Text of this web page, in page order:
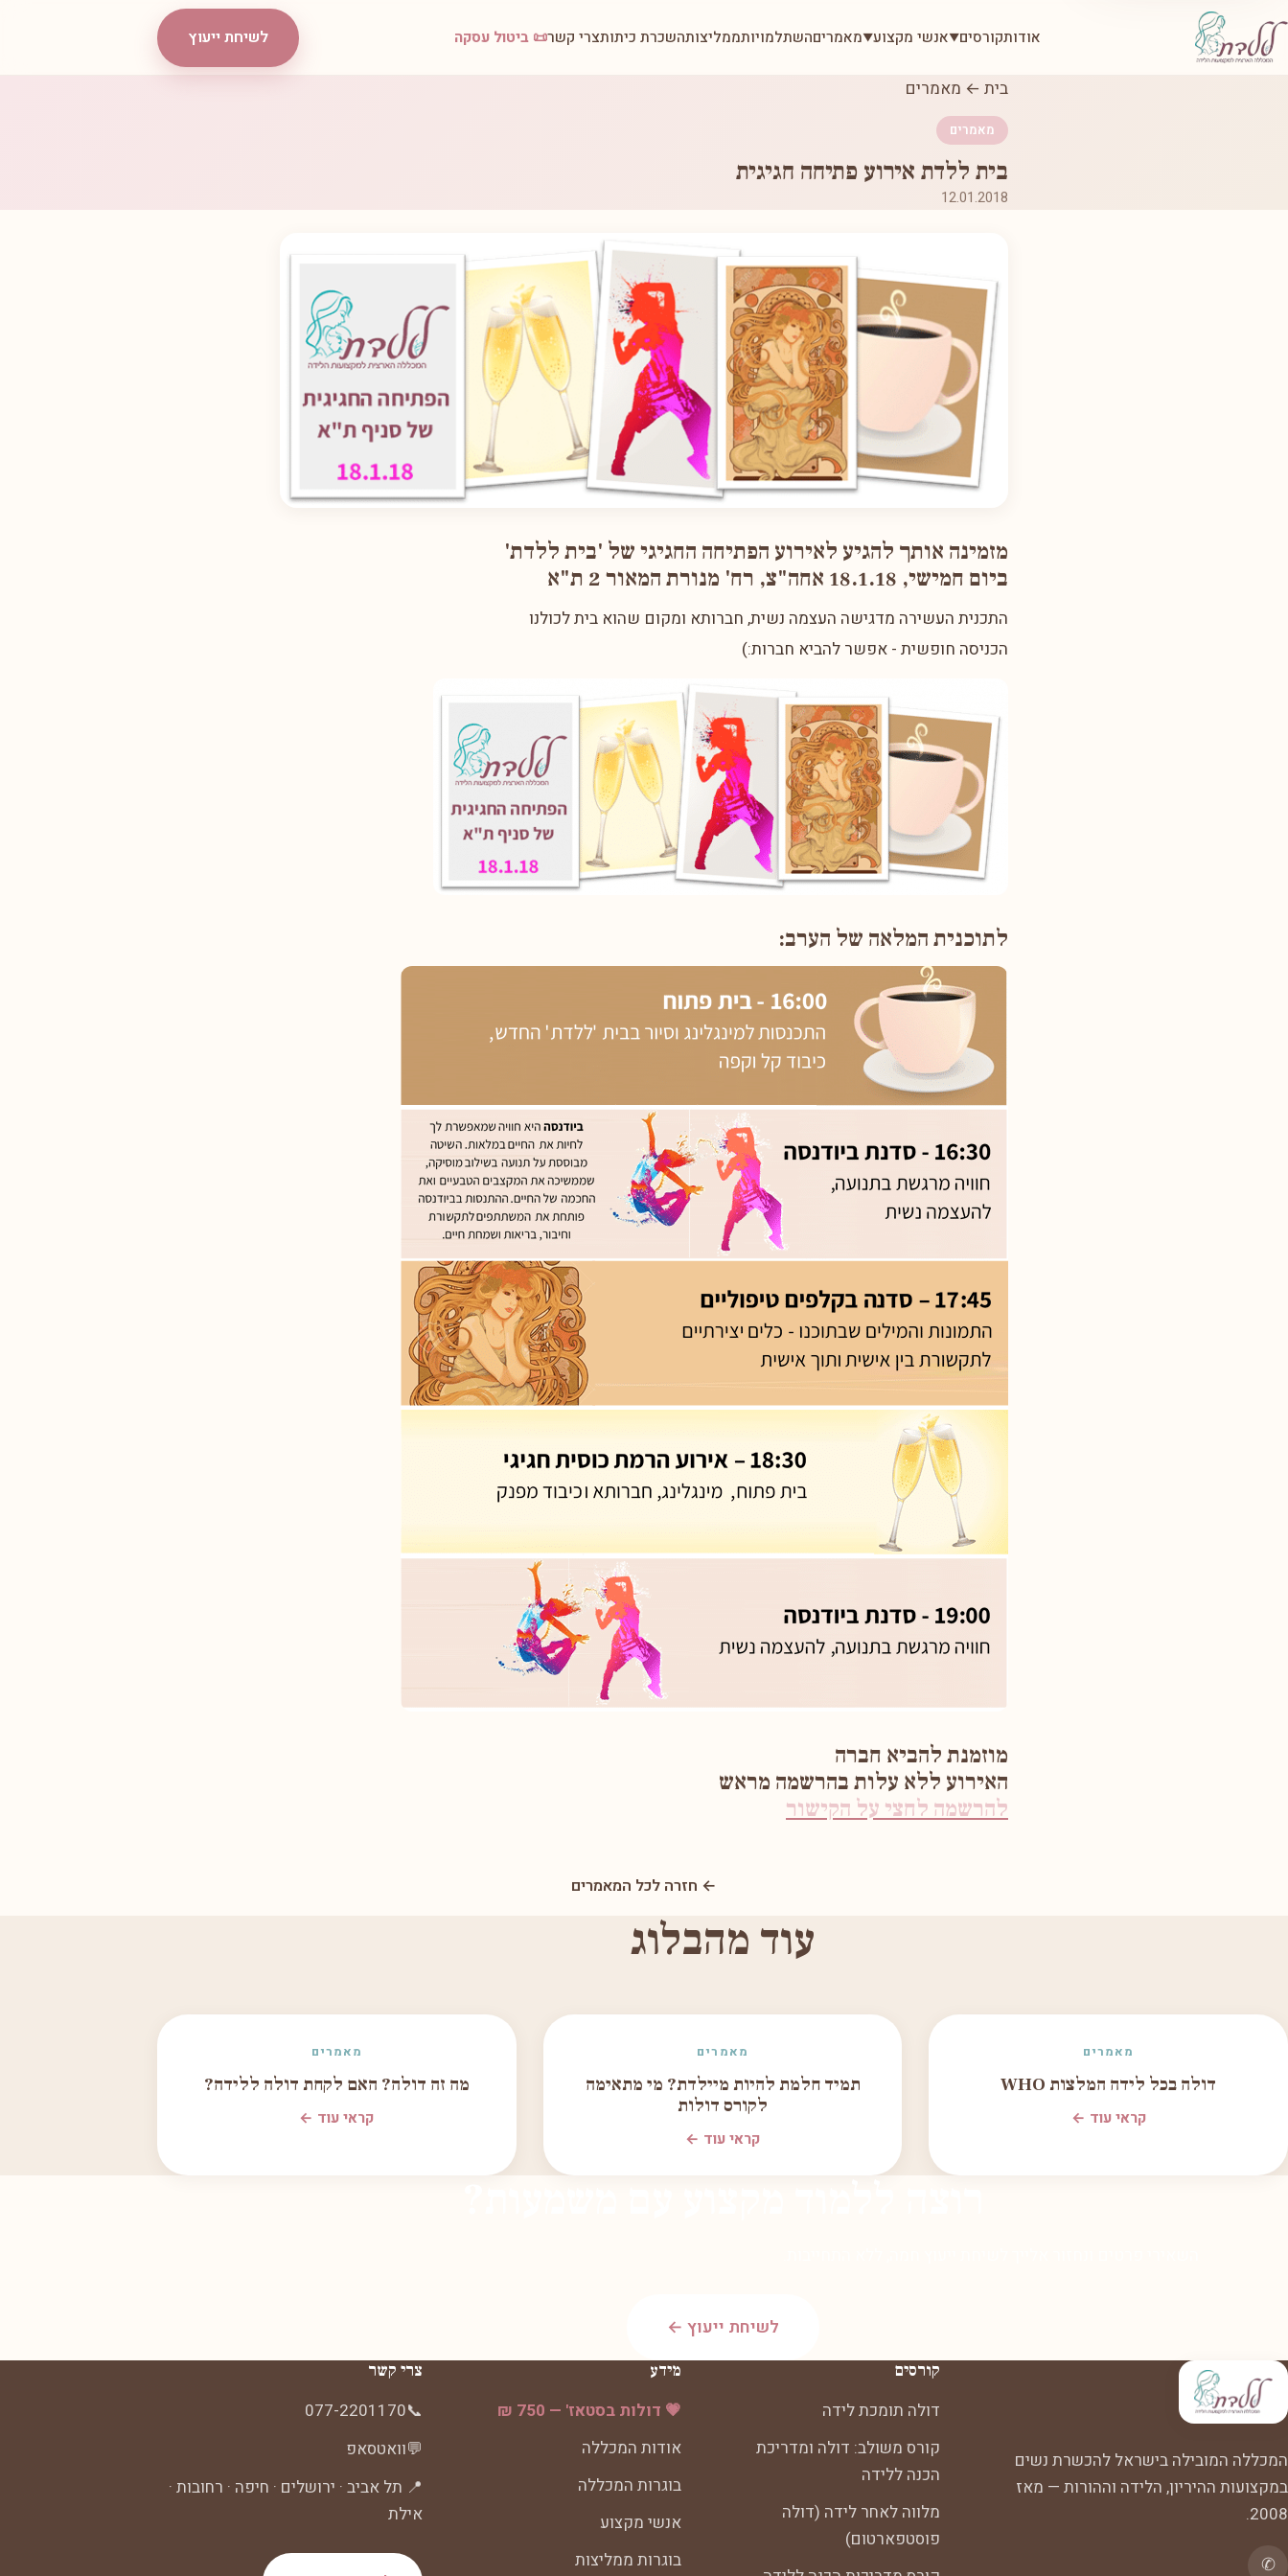
אודותקורסים▼אנשי מקצוע▼מאמריםהשתלמויותממליצותהשכרת כיתותצרי קשר📜 ביטול עסקה לשיחת ייעוץ
בית ← מאמרים
מאמרים
בית ללדת אירוע פתיחה חגיגית
12.01.2018
מזמינה אותך להגיע לאירוע הפתיחה החגיגי של 'בית ללדת'
ביום חמישי, 18.1.18 אחה"צ, רח' מנורת המאור 2 ת"א
התכנית העשירה מדגישה העצמה נשית, חברותא ומקום שהוא בית לכולנו
הכניסה חופשית - אפשר להביא חברות:)
לתוכנית המלאה של הערב:
מוזמנת להביא חברה
האירוע ללא עלות בהרשמה מראש
להרשמה לחצי על הקישור
← חזרה לכל המאמרים
עוד מהבלוג
מאמרים
דולה בכל לידה המלצות WHO
קראי עוד ←
מאמרים
תמיד חלמת להיות מיילדת? מי מתאימה
לקורס דולות
קראי עוד ←
מאמרים
מה זה דולה? האם לקחת דולה ללידה?
קראי עוד ←
לשיחת ייעוץ ←
המכללה המובילה בישראל להכשרת נשים
במקצועות ההיריון, הלידה וההורות — מאז
2008.
✆
קורסים
דולה תומכת לידה
קורס משולב: דולה ומדריכת
הכנה ללידה
מלווה לאחר לידה (דולה
פוסטפארטום)
מידע
💗 דולות בסטאז' — 750 ₪
אודות המכללה
בוגרות המכללה
אנשי מקצוע
בוגרות ממליצות
צרי קשר
📞
077-2201170
💬וואטסאפ
📍 תל אביב · ירושלים · חיפה · רחובות ·
אילת